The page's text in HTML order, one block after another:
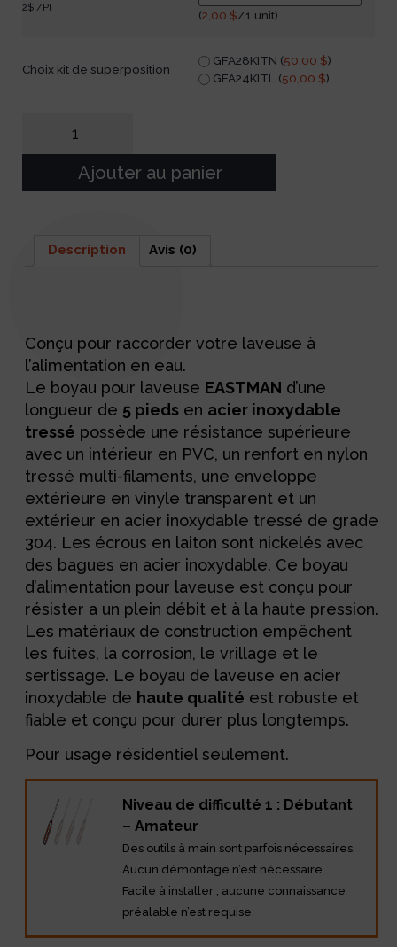
2$ /PI
(2,00 $/1 unit)
Choix kit de superposition
GFA28KITN (50,00 $)
GFA24KITL (50,00 $)
Ajouter au panier
Description Avis (0)
Conçu pour raccorder votre laveuse à
l’alimentation en eau.
Le boyau pour laveuse EASTMAN d’une
longueur de 5 pieds en acier inoxydable
tressé possède une résistance supérieure
avec un intérieur en PVC, un renfort en nylon
tressé multi-filaments, une enveloppe
extérieure en vinyle transparent et un
extérieur en acier inoxydable tressé de grade
304. Les écrous en laiton sont nickelés avec
des bagues en acier inoxydable. Ce boyau
d’alimentation pour laveuse est conçu pour
résister a un plein débit et à la haute pression.
Les matériaux de construction empêchent
les fuites, la corrosion, le vrillage et le
sertissage. Le boyau de laveuse en acier
inoxydable de haute qualité est robuste et
fiable et conçu pour durer plus longtemps.
Pour usage résidentiel seulement.
Niveau de difficulté 1 : Débutant
– Amateur
Des outils à main sont parfois nécessaires.
Aucun démontage n’est nécessaire.
Facile à installer ; aucune connaissance
préalable n’est requise.